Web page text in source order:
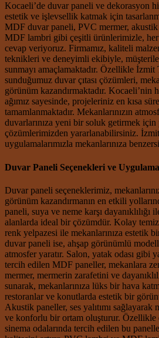
Kocaeli’de duvar paneli ve dekorasyon
estetik ve işlevsellik katmak için
MDF duvar paneli, PVC mermer,
MDF lambri gibi çeşitli ürünlerimizle, her
cevap veriyoruz. Firmamız, kaliteli
teknikleri ve deneyimli ekibiyle,
sunmayı amaçlamaktadır. Özellikle İzmit
sunduğumuz duvar çıtası çözümleri,
görünüm kazandırmaktadır. Kocaeli’nin
ağımız sayesinde, projeleriniz en kısa
tamamlanmaktadır. Mekanlarınızın
duvarlarınıza yeni bir soluk getirmek için
çözümlerimizden yararlanabilirsiniz. İzmit
uygulamalarımızla mekanlarınıza
Duvar Paneli Seçenekleri ve
Duvar paneli seçeneklerimiz,
görünüm kazandırmanın en etkili
paneli, suya ve neme karşı
alanlarda ideal bir çözümdür. Kolay
renk yelpazesi ile mekanlarınıza estetik
duvar paneli ise, ahşap görünümlü
atmosfer yaratır. Salon, yatak odası gibi
tercih edilen MDF paneller, mekanlara
mermer, mermerin zarafetini ve
sunarak, mekanlarınıza lüks bir hava
restoranlar ve konutlarda estetik bir
Akustik paneller, ses yalıtımı sağlayarak
ve konforlu bir ortam oluşturur. Özellikle
sinema odalarında tercih edilen bu